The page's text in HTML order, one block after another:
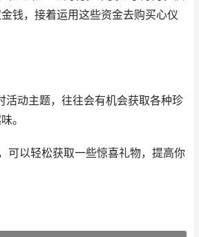
钱，接着运用这些资金去购买心仪
活动主题，往往会有机会获取各种珍
。
可以轻松获取一些惊喜礼物，提高你